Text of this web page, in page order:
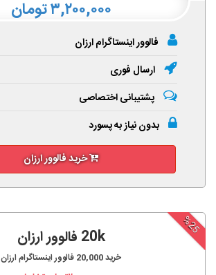
۳,۲۰۰,۰۰۰ تومان
فالوور اینستاگرام ارزان
ارسال فوری
پشتیبانی اختصاصی
بدون نیاز به پسورد
خرید فالوور ارزان
%25
20k فالوور ارزان
خرید20,000 فالوور اینستاگرام ارزان